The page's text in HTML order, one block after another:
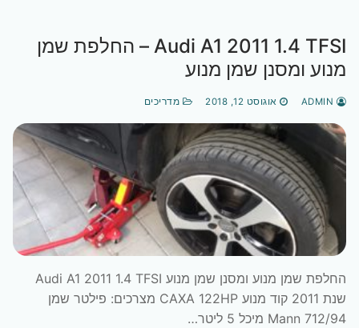
Audi A1 2011 1.4 TFSI – החלפת שמן
מנוע ומסנן שמן מנוע
אוגוסט 12, 2018 מדריכים
החלפת שמן מנוע ומסנן שמן מנוע Audi A1 2011 1.4 TFSI
שנת 2011 קוד מנוע CAXA 122HP מצרכים: פילטר שמן
Mann 712/94 מיכל 5 ליטר…